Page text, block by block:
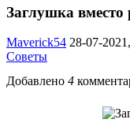
Заглушка вместо
Maverick54 28-07-
Советы
Добавлено 4